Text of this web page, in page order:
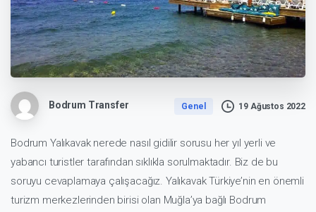
Bodrum Transfer Genel 19 Ağustos 2022
Bodrum Yalıkavak nerede nasıl gidilir sorusu her yıl yerli ve
yabancı turistler tarafından sıklıkla sorulmaktadır. Biz de bu
soruyu cevaplamaya çalışacağız. Yalıkavak Türkiye’nin en önemli
turizm merkezlerinden birisi olan Muğla’ya bağlı Bodrum